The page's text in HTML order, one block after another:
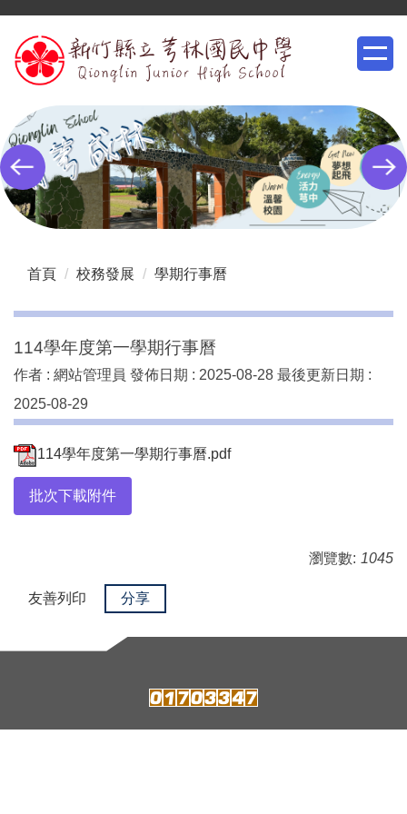
到
主
內
容
區
首頁 校務發展 學期行事曆
114學年度第一學期行事曆
作者 : 網站管理員 發佈日期 : 2025-08-28 最後更新日期 :
2025-08-29
114學年度第一學期行事曆.pdf
批次下載附件
瀏覽數: 1045
友善列印 分享